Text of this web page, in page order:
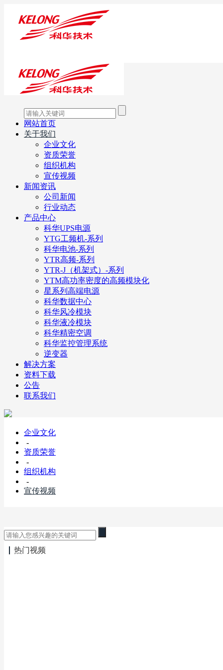
网站首页
关于我们
企业文化
资质荣誉
组织机构
宣传视频
新闻资讯
公司新闻
行业动态
产品中心
科华UPS电源
YTG工频机-系列
科华电池-系列
YTR高频-系列
YTR-J（机架式）-系列
YTM高功率密度的高频模块化
星系列高端电源
科华数据中心
科华风冷模块
科华液冷模块
科华精密空调
科华监控管理系统
逆变器
解决方案
资料下载
公告
联系我们
企业文化
-
资质荣誉
-
组织机构
-
宣传视频
热门视频